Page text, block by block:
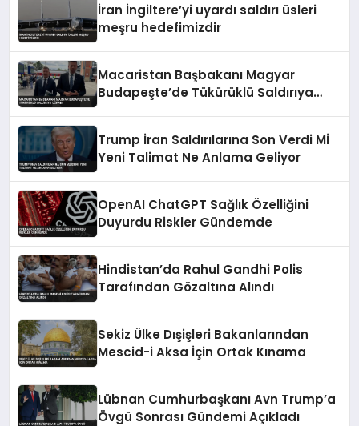
İran İngiltere’yi uyardı saldırı üsleri
meşru hedefimizdir
Macaristan Başbakanı Magyar
Budapeşte’de Tükürüklü Saldırıya
Trump İran Saldırılarına Son Verdi Mİ
Yeni Talimat Ne Anlama Geliyor
OpenAI ChatGPT Sağlık Özelliğini
Duyurdu Riskler Gündemde
Hindistan’da Rahul Gandhi Polis
Tarafından Gözaltına Alındı
Sekiz Ülke Dışişleri Bakanlarından
Mescid-i Aksa İçin Ortak Kınama
Lübnan Cumhurbaşkanı Avn Trump’a
Övgü Sonrası Gündemi Açıkladı